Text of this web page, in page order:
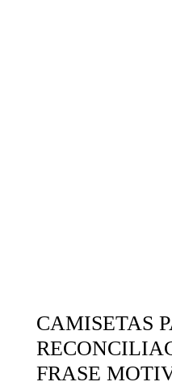
CAMISETAS
FRASE